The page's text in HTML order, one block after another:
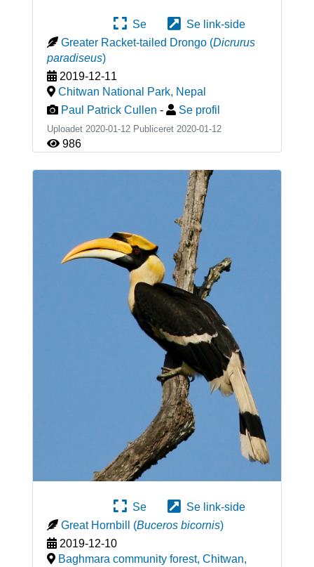
Se
Se link-side
Greater Racket-tailed Drongo (Dicrurus
paradiseus)
2019-12-11
Chitwan National Park, Nepal
Paul Patrick Cullen - Se profil
Uploadet 2020-01-12 Publiceret 2020-01-12
986
Se
Se link-side
Great Hornbill
(Buceros bicornis)
2019-12-10
Baghmara community forest, Chitwan,